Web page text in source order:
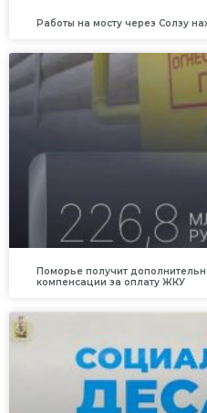
Работы на мосту через Солзу
Поморье получит
компенсации за оплату ЖКУ